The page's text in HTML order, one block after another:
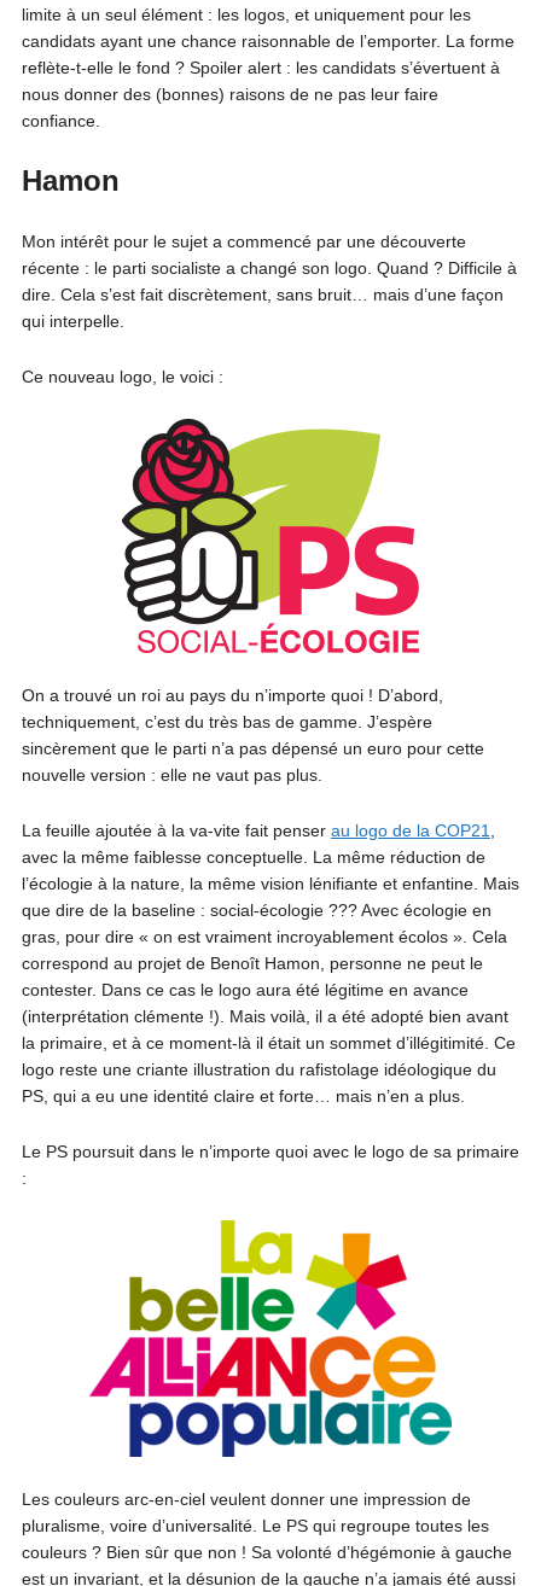
limite à un seul élément : les logos, et uniquement pour les
candidats ayant une chance raisonnable de l’emporter. La forme
reflète-t-elle le fond ? Spoiler alert : les candidats s’évertuent à
nous donner des (bonnes) raisons de ne pas leur faire
confiance.
Hamon
Mon intérêt pour le sujet a commencé par une découverte
récente : le parti socialiste a changé son logo. Quand ? Difficile à
dire. Cela s’est fait discrètement, sans bruit… mais d’une façon
qui interpelle.
Ce nouveau logo, le voici :
On a trouvé un roi au pays du n’importe quoi ! D’abord,
techniquement, c’est du très bas de gamme. J’espère
sincèrement que le parti n’a pas dépensé un euro pour cette
nouvelle version : elle ne vaut pas plus.
La feuille ajoutée à la va-vite fait penser au logo de la COP21
avec la même faiblesse conceptuelle. La même réduction de
l’écologie à la nature, la même vision lénifiante et enfantine. Mais
que dire de la baseline : social-écologie ??? Avec écologie en
gras, pour dire « on est vraiment incroyablement écolos ». Cela
correspond au projet de Benoît Hamon, personne ne peut le
contester. Dans ce cas le logo aura été légitime en avance
(interprétation clémente !). Mais voilà, il a été adopté bien avant
la primaire, et à ce moment-là il était un sommet d’illégitimité. Ce
logo reste une criante illustration du rafistolage idéologique du
PS, qui a eu une identité claire et forte… mais n’en a plus.
Le PS poursuit dans le n’importe quoi avec le logo de sa primaire
:
Les couleurs arc-en-ciel veulent donner une impression de
pluralisme, voire d’universalité. Le PS qui regroupe toutes les
couleurs ? Bien sûr que non ! Sa volonté d’hégémonie à gauche
est un invariant, et la désunion de la gauche n’a jamais été aussi